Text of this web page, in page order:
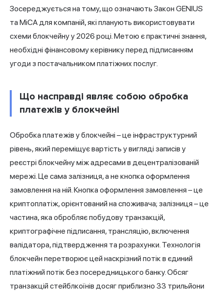
Зосереджується на тому, що означають Закон GENIUS
та MiCA для компаній, які планують використовувати
схеми блокчейну у 2026 році. Метою є практичні знання,
необхідні фінансовому керівнику перед підписанням
угоди з постачальником платіжних послуг.
Що насправді являє собою обробка
платежів у блокчейні
Обробка платежів у блокчейні – це інфраструктурний
рівень, який переміщує вартість у вигляді записів у
реєстрі блокчейну між адресами в децентралізованій
мережі. Це сама залізниця, а не кнопка оформлення
замовлення на ній. Кнопка оформлення замовлення – це
криптоплатіж, орієнтований на споживача; залізниця – це
частина, яка обробляє побудову транзакцій,
криптографічне підписання, трансляцію, включення
валідатора, підтвердження та розрахунки. Технологія
блокчейн перетворює цей наскрізний потік в єдиний
платіжний потік без посередницького банку. Обсяг
транзакцій стейблкоїнів досяг приблизно 33 трильйони